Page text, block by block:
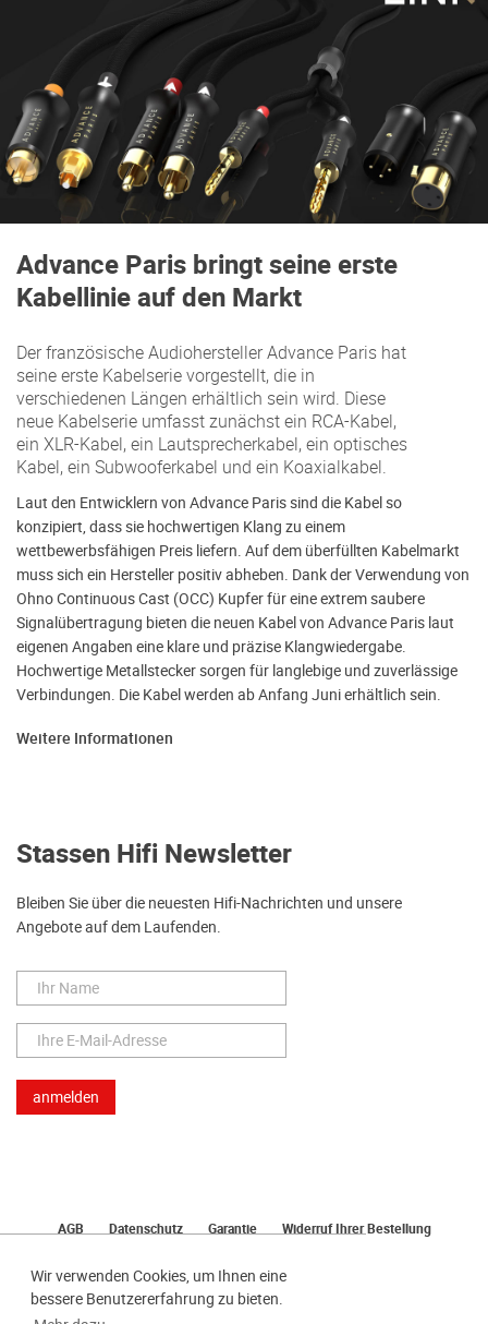
Wir verwenden Cookies, um Ihnen eine
bessere Benutzererfahrung zu bieten.
Advance Paris bringt seine erste
Kabellinie auf den Markt
Der französische Audiohersteller Advance Paris hat
seine erste Kabelserie vorgestellt, die in
verschiedenen Längen erhältlich sein wird. Diese
neue Kabelserie umfasst zunächst ein RCA-Kabel,
ein XLR-Kabel, ein Lautsprecherkabel, ein optisches
Kabel, ein Subwooferkabel und ein Koaxialkabel.
Laut den Entwicklern von Advance Paris sind die Kabel so
konzipiert, dass sie hochwertigen Klang zu einem
wettbewerbsfähigen Preis liefern. Auf dem überfüllten Kabelmarkt
muss sich ein Hersteller positiv abheben. Dank der Verwendung von
Ohno Continuous Cast (OCC) Kupfer für eine extrem saubere
Signalübertragung bieten die neuen Kabel von Advance Paris laut
eigenen Angaben eine klare und präzise Klangwiedergabe.
Hochwertige Metallstecker sorgen für langlebige und zuverlässige
Verbindungen. Die Kabel werden ab Anfang Juni erhältlich sein.
Weitere Informationen
Stassen Hifi Newsletter
Bleiben Sie über die neuesten Hifi-Nachrichten und unsere
Angebote auf dem Laufenden.
AGB Datenschutz Garantie
Widerruf Ihrer Bestellung